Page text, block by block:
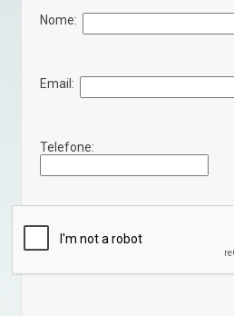
Nome:
Email:
Telefone: